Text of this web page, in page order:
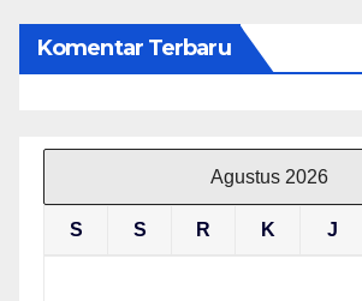
Komentar Terbaru
Agustus 2026
S S R K J